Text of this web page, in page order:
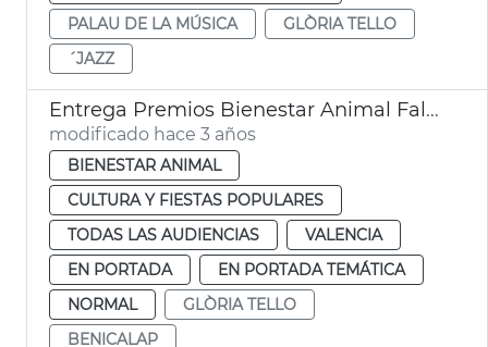
PALAU DE LA MÚSICA
GLÒRIA TELLO
´JAZZ
Entrega Premios Bienestar Animal Fallero
modificado hace 3 años
BIENESTAR ANIMAL
CULTURA Y FIESTAS POPULARES
TODAS LAS AUDIENCIAS
VALENCIA
EN PORTADA
EN PORTADA TEMÁTICA
NORMAL
GLÒRIA TELLO
BENICALAP